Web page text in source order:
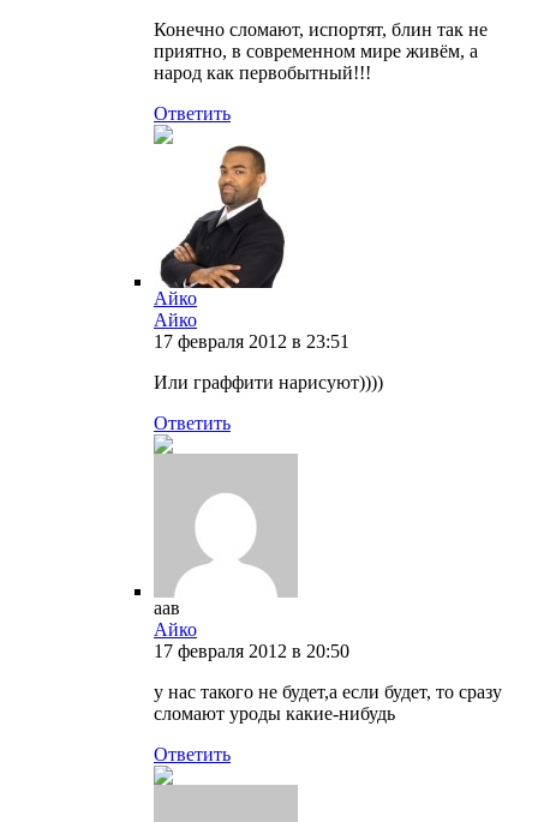
Конечно сломают, испортят, блин так не
приятно, в современном мире живём, а
народ как первобытный!!!
Ответить
Айко
Айко
17 февраля 2012 в 23:51
Или граффити нарисуют))))
Ответить
аав
Айко
17 февраля 2012 в 20:50
у нас такого не будет,а если будет, то сразу
сломают уроды какие-нибудь
Ответить